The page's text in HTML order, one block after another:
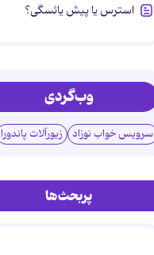
استرس یا پیش یائسگی؟
وب‌گردی
سرویس خواب نوزاد زیورآلات پاندورا
پربحث‌ها